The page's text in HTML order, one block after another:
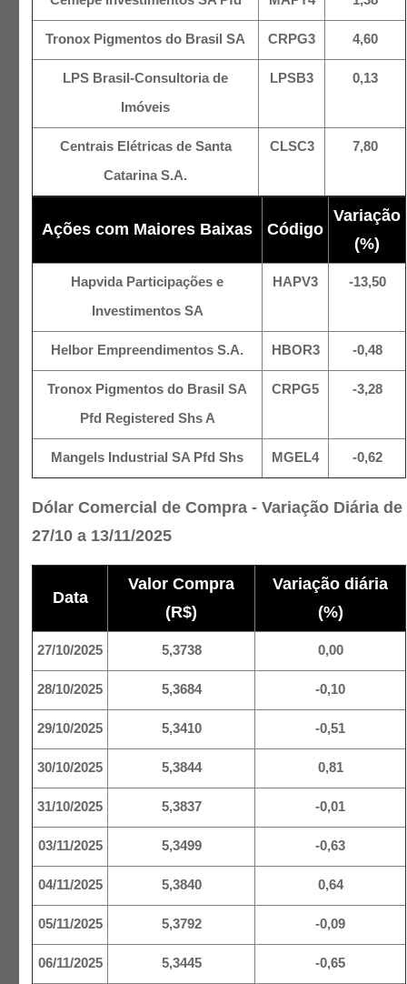
Tronox Pigmentos do Brasil SA CRPG3 4,60
LPS Brasil-Consultoria de
Imóveis
LPSB3 0,13
Centrais Elétricas de Santa
Catarina S.A.
CLSC3 7,80
Ações com Maiores Baixas Código
Variação
(%)
Hapvida Participações e
Investimentos SA
HAPV3 -13,50
Helbor Empreendimentos S.A. HBOR3 -0,48
Tronox Pigmentos do Brasil SA
Pfd Registered Shs A
CRPG5 -3,28
Mangels Industrial SA Pfd Shs MGEL4 -0,62
Dólar Comercial de Compra - Variação Diária de
27/10 a 13/11/2025
Data
Valor Compra
(R$)
Variação diária
(%)
27/10/2025 5,3738 0,00
28/10/2025 5,3684 -0,10
29/10/2025 5,3410 -0,51
30/10/2025 5,3844 0,81
31/10/2025 5,3837 -0,01
03/11/2025 5,3499 -0,63
04/11/2025 5,3840 0,64
05/11/2025 5,3792 -0,09
06/11/2025 5,3445 -0,65